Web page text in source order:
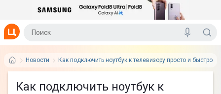
Новости Как подключить ноутбук к телевизору просто и быстро:
Как подключить ноутбук к